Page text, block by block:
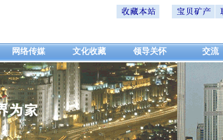
网络传媒 文化收藏 领导关怀 交流